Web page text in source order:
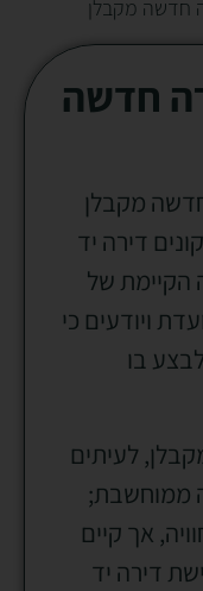
חדשה מקבלן
חדשה
חדשה מקבלן
דירה יד
הקיימת של
ויודעים כי
בו
לעיתים
ממוחשבת;
אך קיים
דירה יד